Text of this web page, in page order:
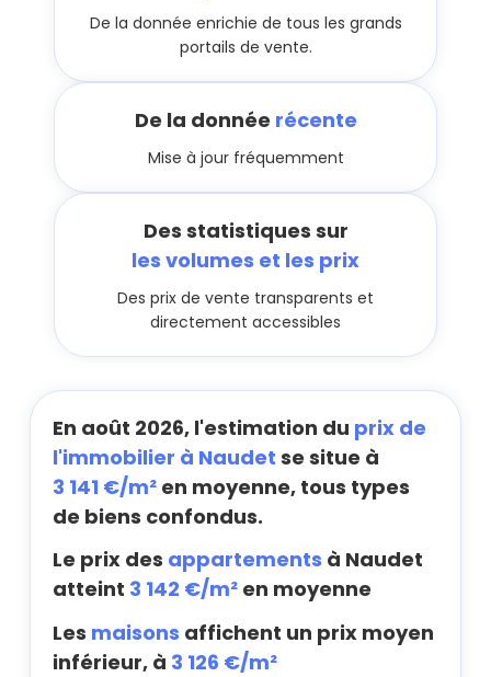
De la donnée enrichie de tous les grands
portails de vente.
De la donnée récente
Mise à jour fréquemment
Des statistiques sur
les volumes et les prix
Des prix de vente transparents et
directement accessibles
En août 2026, l'estimation du prix de
l'immobilier à Naudet se situe à
3 141 €/m² en moyenne, tous types
de biens confondus.
Le prix des appartements à Naudet
atteint 3 142 €/m² en moyenne
Les maisons affichent un prix moyen
inférieur, à 3 126 €/m²